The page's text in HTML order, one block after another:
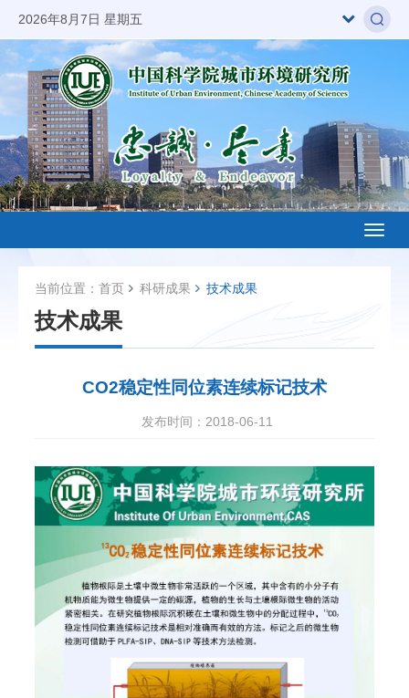
2026年8月7日 星期五
当前位置： 首页 科研成果 技术成果
技术成果
CO2稳定性同位素连续标记技术
发布时间：2018-06-11